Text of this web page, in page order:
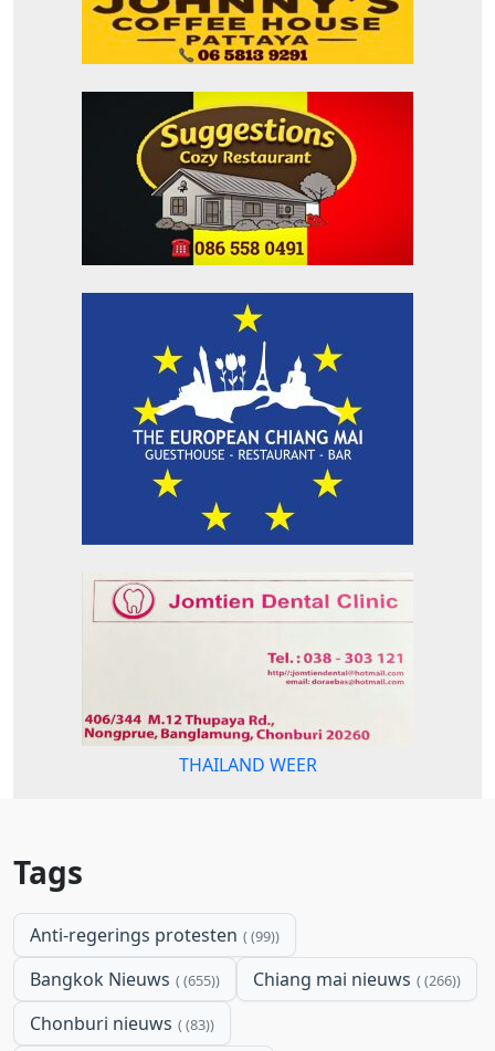
THAILAND WEER
Tags
Anti-regerings protesten (99)
Bangkok Nieuws (655) Chiang mai nieuws (266)
Chonburi nieuws (83)